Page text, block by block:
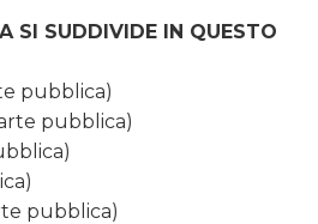
SI SUDDIVIDE IN QUESTO
pubblica)
pubblica)
pubblica)